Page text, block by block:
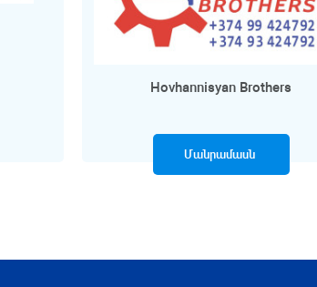
Hovhannisyan Brothers
Մանրամասն